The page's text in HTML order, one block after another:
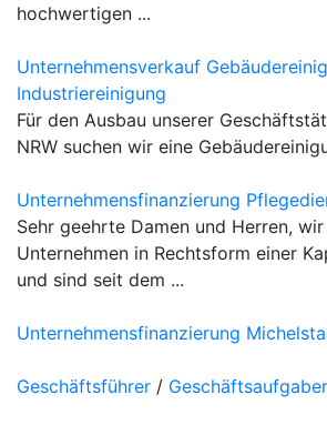
hochwertigen ...
Unternehmensverkauf
Industriereinigung
Für den Ausbau unserer
NRW suchen wir eine
Unternehmensfinanzierung
Sehr geehrte Damen und Herren,
Unternehmen in Rechtsform einer
und sind seit dem ...
Unternehmensfinanzierung
Geschäftsführer /